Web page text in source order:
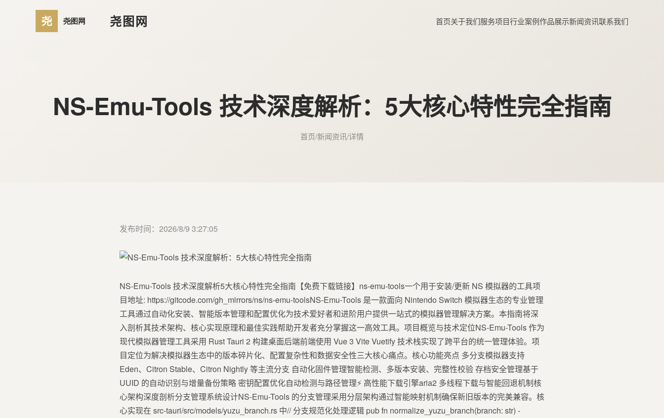
尧图网 首页关于我们服务项目行业案例作品展示新闻资讯联系我们
NS-Emu-Tools 技术深度解析：5大核心特性完全指南
首页/新闻资讯/详情
发布时间：2026/8/9 3:27:05
NS-Emu-Tools 技术深度解析5大核心特性完全指南【免费下载链接】ns-emu-tools一个用于安装/更新 NS 模拟器的工具项
目地址: https://gitcode.com/gh_mirrors/ns/ns-emu-toolsNS-Emu-Tools 是一款面向 Nintendo Switch 模拟器生态的专业管理
工具通过自动化安装、智能版本管理和配置优化为技术爱好者和进阶用户提供一站式的模拟器管理解决方案。本指南将深
入剖析其技术架构、核心实现原理和最佳实践帮助开发者充分掌握这一高效工具。项目概览与技术定位NS-Emu-Tools 作为
现代模拟器管理工具采用 Rust Tauri 2 构建桌面后端前端使用 Vue 3 Vite Vuetify 技术栈实现了跨平台的统一管理体验。项
目定位为解决模拟器生态中的版本碎片化、配置复杂性和数据安全性三大核心痛点。核心功能亮点 多分支模拟器支持
Eden、Citron Stable、Citron Nightly 等主流分支 自动化固件管理智能检测、多版本安装、完整性校验 存档安全管理基于
UUID 的自动识别与增量备份策略 密钥配置优化自动检测与路径管理⚡ 高性能下载引擎aria2 多线程下载与智能回退机制核
心架构深度剖析分支管理系统设计NS-Emu-Tools 的分支管理采用分层架构通过智能映射机制确保新旧版本的完美兼容。核
心实现在 src-tauri/src/models/yuzu_branch.rs 中// 分支规范化处理逻辑 pub fn normalize_yuzu_branch(branch: str) -